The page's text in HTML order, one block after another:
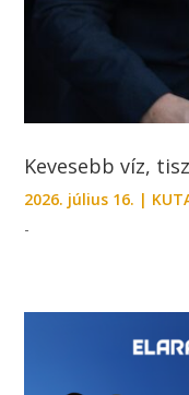
Kevesebb víz,
2026. július 16. |
-